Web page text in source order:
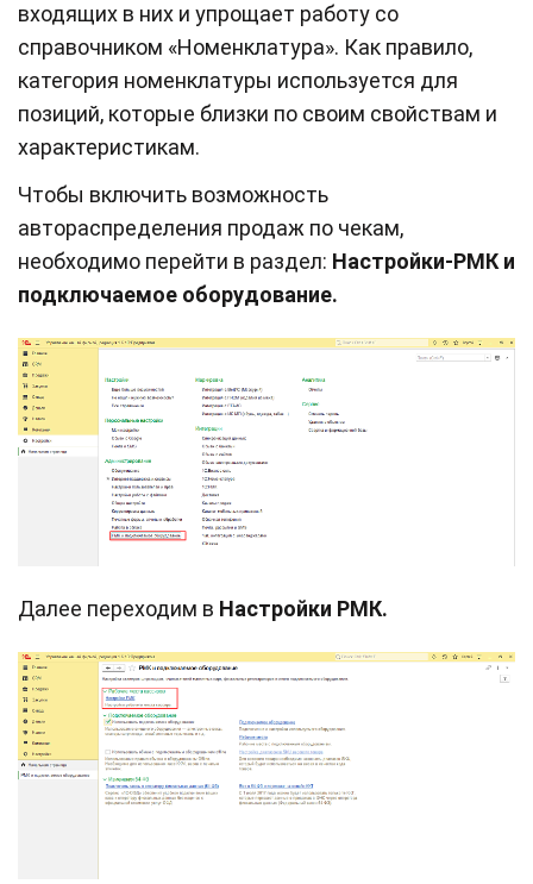
входящих в них и упрощает работу со
справочником «Номенклатура». Как правило,
категория номенклатуры используется для
позиций, которые близки по своим свойствам и
характеристикам.
Чтобы включить возможность
автораспределения продаж по чекам,
необходимо перейти в раздел: Настройки-РМК и
подключаемое оборудование.
Далее переходим в Настройки РМК.